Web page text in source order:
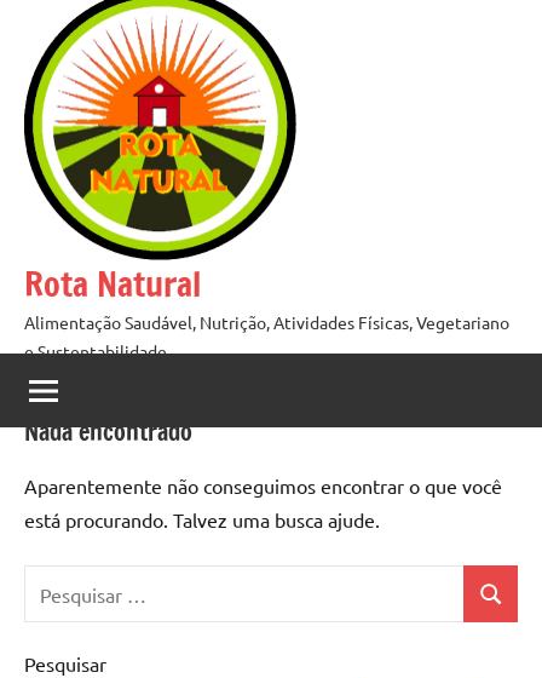
conteúdo
Rota Natural
Alimentação Saudável, Nutrição, Atividades Físicas, Vegetariano
e Sustentabilidade
Nada encontrado
Aparentemente não conseguimos encontrar o que você
está procurando. Talvez uma busca ajude.
por:
Pesquisar